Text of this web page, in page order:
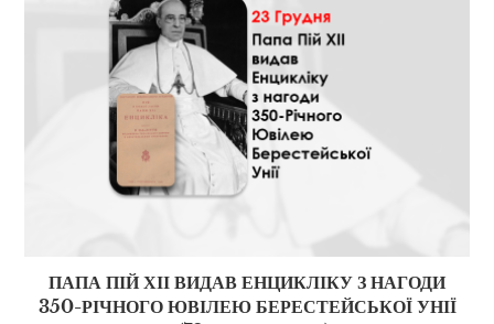
ПАПА ПІЙ ХІІ ВИДАВ ЕНЦИКЛІКУ З НАГОДИ
350-РІЧНОГО ЮВІЛЕЮ БЕРЕСТЕЙСЬКОЇ УНІЇ